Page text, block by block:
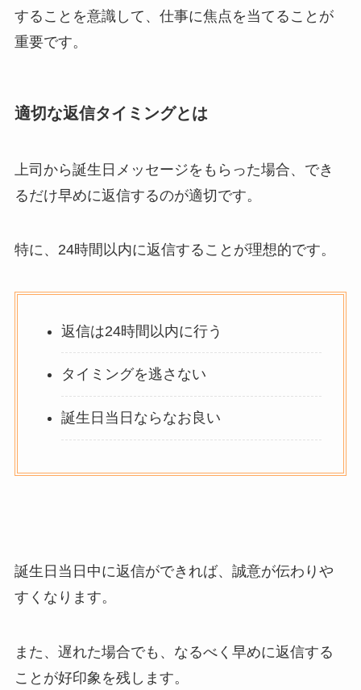
することを意識して、仕事に焦点を当てることが
重要です。
適切な返信タイミングとは
上司から誕生日メッセージをもらった場合、でき
るだけ早めに返信するのが適切です。
特に、 24時間以内に返信することが理想的です。
返信は24時間以内に行う
タイミングを逃さない
誕生日当日ならなお良い
誕生日当日中に返信ができれば、誠意が伝わりや
すくなります。
また、遅れた場合でも、なるべく早めに返信する
ことが好印象を残します。